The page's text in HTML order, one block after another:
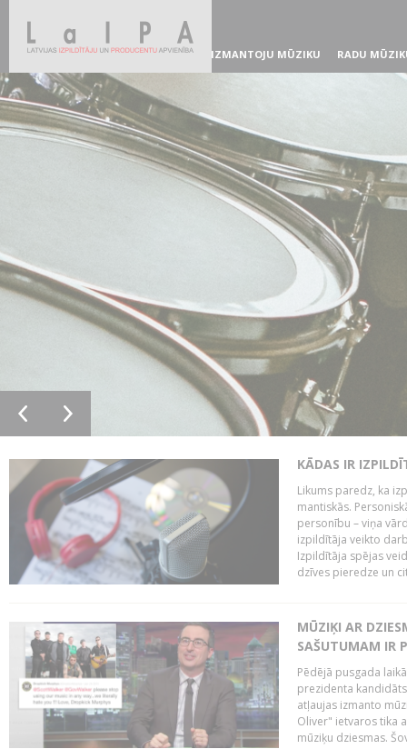
IZMANTOJU MŪZIKU RADU
KĀDAS IR
Likums paredz, ka
mantiskās.
personību – viņa
izpildītāja veikto
Izpildītāja spējas
dzīves pieredze un
MŪZIĶI AR
SAŠUTUMAM IR
Pēdējā pusgada
prezidenta
atļaujas izmanto
Oliver" ietvaros tika
mūziķu dziesmas.